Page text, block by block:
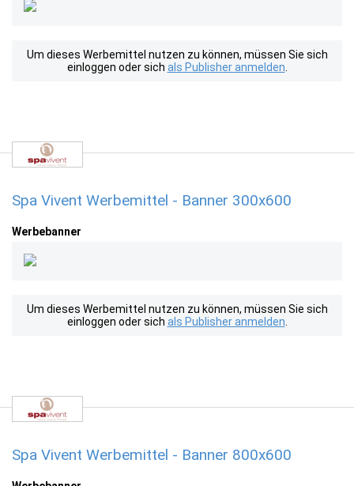
Um dieses Werbemittel nutzen zu können, müssen Sie sich
einloggen oder sich als Publisher anmelden
Spa Vivent Werbemittel - Banner 300x600
Werbebanner
Um dieses Werbemittel nutzen zu können, müssen Sie sich
einloggen oder sich als Publisher anmelden
Spa Vivent Werbemittel - Banner 800x600